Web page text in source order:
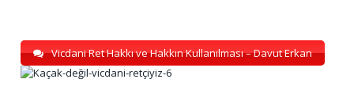
Vicdani Ret Hakkı ve Hakkın Kullanılması – Davut Erkan